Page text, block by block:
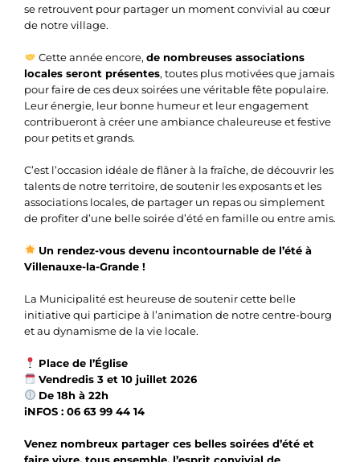
se retrouvent pour partager un moment convivial au cœur
de notre village.
Cette année encore, de nombreuses associations
locales seront présentes, toutes plus motivées que jamais
pour faire de ces deux soirées une véritable fête populaire.
Leur énergie, leur bonne humeur et leur engagement
contribueront à créer une ambiance chaleureuse et festive
pour petits et grands.
C’est l’occasion idéale de flâner à la fraîche, de découvrir les
talents de notre territoire, de soutenir les exposants et les
associations locales, de partager un repas ou simplement
de profiter d’une belle soirée d’été en famille ou entre amis.
Un rendez-vous devenu incontournable de l’été à
Villenauxe-la-Grande !
La Municipalité est heureuse de soutenir cette belle
initiative qui participe à l’animation de notre centre-bourg
et au dynamisme de la vie locale.
Place de l’Église
Vendredis 3 et 10 juillet 2026
De 18h à 22h
iNFOS : 06 63 99 44 14
Venez nombreux partager ces belles soirées d’été et
faire vivre, tous ensemble, l’esprit convivial de